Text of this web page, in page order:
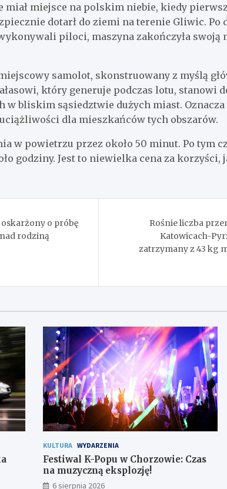
miał miejsce na polskim niebie, kiedy
dotarł do ziemi na terenie Gliwic. Po
piloci, maszyna zakończyła
samolot, skonstruowany z myślą
który generuje podczas lotu, stanowi
w bliskim sąsiedztwie dużych miast.
dla mieszkańców tych obszarów.
w powietrzu przez około 50 minut. Po tym
godziny. Jest to niewielka cena za korzyści,
o próbę
rodziną
Rośnie liczba
Katowicach-
zatrzymany z 43 kg
KULTURA WYDARZENIA
Festiwal K-Popu w Chorzowie: Czas
na muzyczną eksplozję!
6 sierpnia 2026